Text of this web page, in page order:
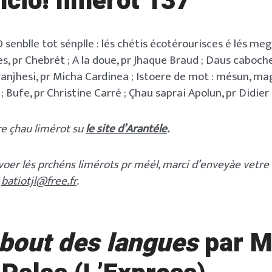
senblle tot sénplle : lés chétis écotérourisces é lés
pr Chebrét ; A la doue, pr Jhaque Braud ; Daus
pr Micha Cardinea ; Istoere de mot : mésun,
Bufe, pr Christine Carré ; Çhau saprai Apolun, pr
çhau limérot sule site d’Arantéle.
lés prchéns limérots pr méél, marci d’enveyàe
batiotjl@free.fr.
des languespar